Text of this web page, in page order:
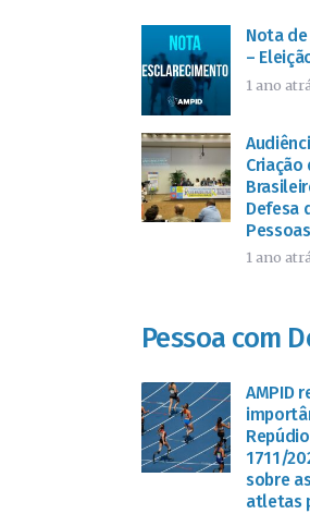
Nota
–
1 ano
Criação
Defesa
1 ano
Pessoa com
AMPID
1711/
sobre
atletas